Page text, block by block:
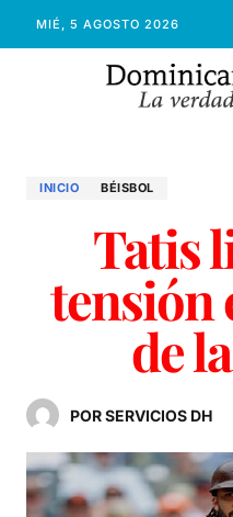
MIÉ, 5 AGOSTO 2026
INICIO BÉISBOL
Tatis
tensión
de
POR SERVICIOS DH